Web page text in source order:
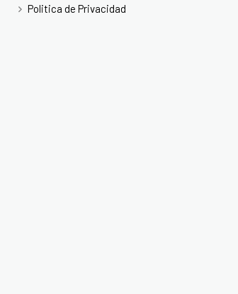
Politica de Privacidad